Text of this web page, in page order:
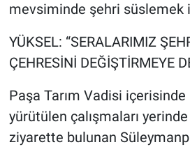
mevsiminde şehri süslemek
YÜKSEL: “SERALARIMIZ
ÇEHRESİNİ DEĞİŞTİRMEYE
Paşa Tarım Vadisi
yürütülen çalışmaları
ziyarette bulunan